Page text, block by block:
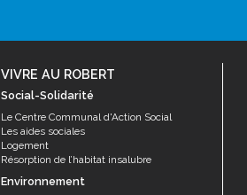
VIVRE AU ROBERT
Social-Solidarité
Le Centre Communal d'Action Social
Les aides sociales
Logement
Résorption de l’habitat insalubre
Environnement